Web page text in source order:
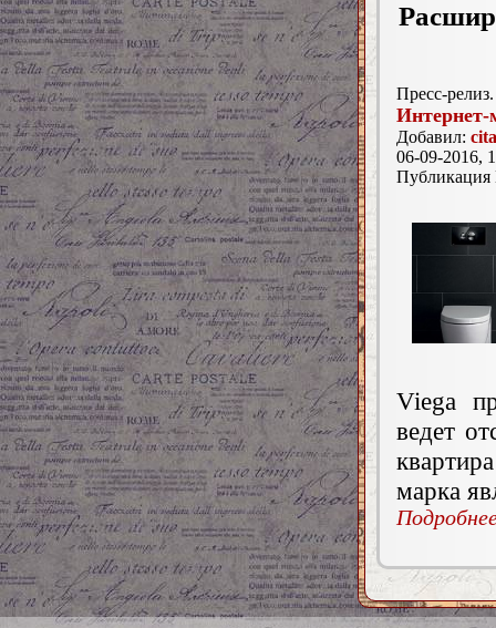
Пресс-релиз.
Интернет-
Добавил:
06-09-2016,
Viega
ведет
марка